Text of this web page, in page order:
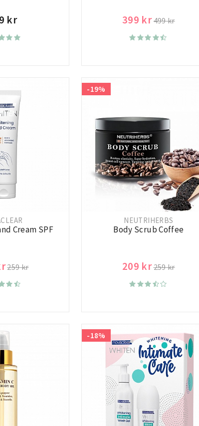
kr 399 kr499 kr
Cream SPF
259 kr
-19%
NEUTRIHERBS
Body Scrub Coffee
209 kr259 kr
-18%